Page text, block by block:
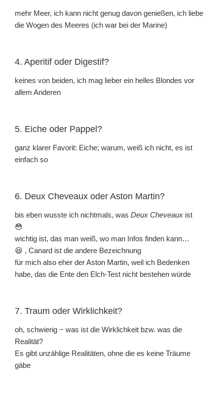
mehr Meer, ich kann nicht genug davon genießen, ich liebe
die Wogen des Meeres (ich war bei der Marine)
4. Aperitif oder Digestif?
keines von beiden, ich mag lieber ein helles Blondes vor
allem Anderen
5. Eiche oder Pappel?
ganz klarer Favorit: Eiche; warum, weiß ich nicht, es ist
einfach so
6. Deux Cheveaux oder Aston Martin?
bis eben wusste ich nichtmals, was Deux Cheveaux ist
😳
wichtig ist, das man weiß, wo man Infos finden kann…
😆 , Canard ist die andere Bezeichnung
für mich also eher der Aston Martin, weil ich Bedenken
habe, das die Ente den Elch-Test nicht bestehen würde
7. Traum oder Wirklichkeit?
oh, schwierig − was ist die Wirklichkeit bzw. was die
Realität?
Es gibt unzählige Realitäten, ohne die es keine Träume
gäbe